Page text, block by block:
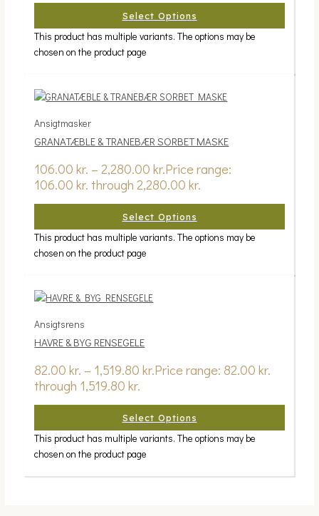
Select Options
This product has multiple variants. The options may be
chosen on the product page
Ansigtmasker
GRANATÆBLE & TRANEBÆR SORBET MASKE
106.00kr. – 2,280.00kr.Price range:
106.00 kr. through 2,280.00 kr.
Select Options
This product has multiple variants. The options may be
chosen on the product page
Ansigtsrens
HAVRE & BYG RENSEGELE
82.00kr. – 1,519.80kr.Price range: 82.00 kr.
through 1,519.80 kr.
Select Options
This product has multiple variants. The options may be
chosen on the product page